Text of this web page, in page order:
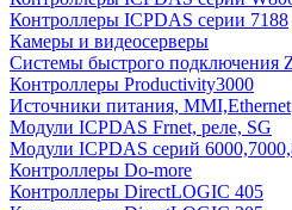
Контроллеры ICPDAS серии 7188
Камеры и видеосерверы
Системы быстрого подключения
Контроллеры Productivity3000
Источники питания, MMI,Ethernet
Модули ICPDAS Frnet, реле, SG
Модули ICPDAS серий
Контроллеры Do-more
Контроллеры DirectLOGIC 405